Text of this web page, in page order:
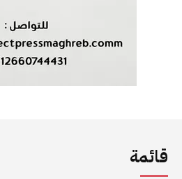
قائمة